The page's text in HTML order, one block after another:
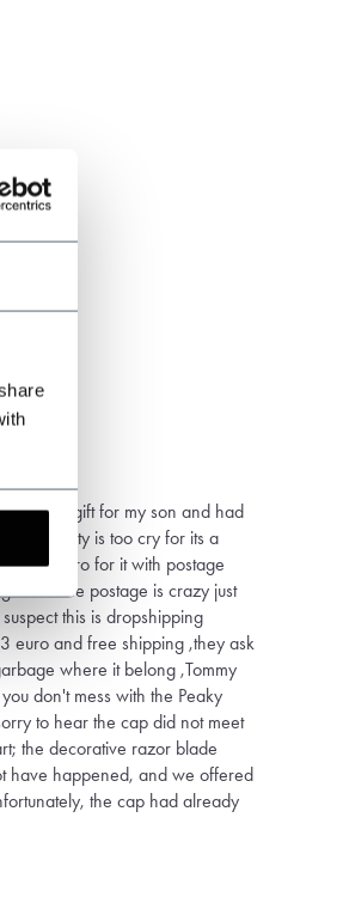
it for a gift for my son and had
the quality is too cry for its a
42 euro for it with postage
so the postage is crazy just
this is dropshipping
euro and free shipping ,they ask
where it belong ,Tommy
don't mess with the Peaky
to hear the cap did not meet
the decorative razor blade
have happened, and we offered
the cap had already